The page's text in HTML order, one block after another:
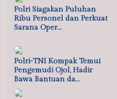
Polri Siagakan Puluhan
Ribu Personel dan Perkuat
Sarana Oper…
Polri-TNI Kompak Temui
Pengemudi Ojol, Hadir
Bawa Bantuan da…